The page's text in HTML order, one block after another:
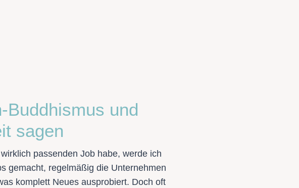
Buddhismus und
sagen
passenden Job habe, werde ich
gemacht, regelmäßig die Unternehmen
komplett Neues ausprobiert. Doch oft